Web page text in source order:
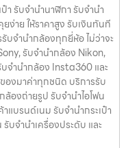
า รับจํานํานาฬิกา รับจํานํา
ง่าย ให้ราคาสูง รับเงินทันที
บจำนำกล้องทุกยี่ห้อ ไม่ว่าจะ
รับจำนำกล้อง Nikon,
จำนำกล้อง Insta360 และ
องมาค่าทุกชนิด บริการรับ
องถ่ายรูป รับจํานําไอโฟน
แบรนด์เนม รับจํานํากระเป๋า
บจํานําเครื่องประดับ และ